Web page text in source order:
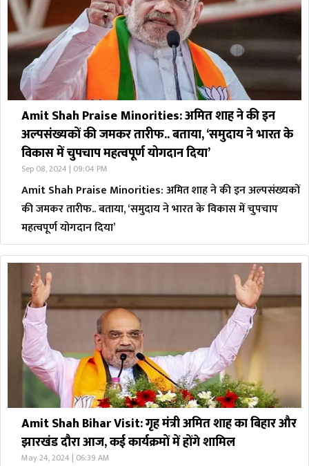
Amit Shah Praise Minorities: अमित शाह ने की इन
अल्पसंख्यकों की जमकर तारीफ.. बताया, ‘समुदाय ने भारत के
विकास में चुपचाप महत्वपूर्ण योगदान दिया’
Sep 08, 2024 | 09:04 PM
Amit Shah Praise Minorities: अमित शाह ने की इन अल्पसंख्यकों
की जमकर तारीफ.. बताया, ‘समुदाय ने भारत के विकास में चुपचाप
महत्वपूर्ण योगदान दिया’
Amit Shah Bihar Visit: गृह मंत्री अमित शाह का बिहार और
झारखंड दौरा आज, कई कार्यक्रमों में होंगे शामिल
May 24, 2024 | 06:39 AM